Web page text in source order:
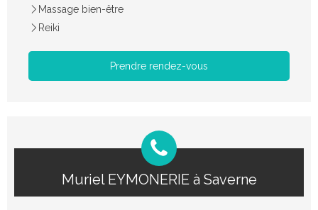
Massage bien-être
Reiki
Prendre rendez-vous
Muriel EYMONERIE à Saverne